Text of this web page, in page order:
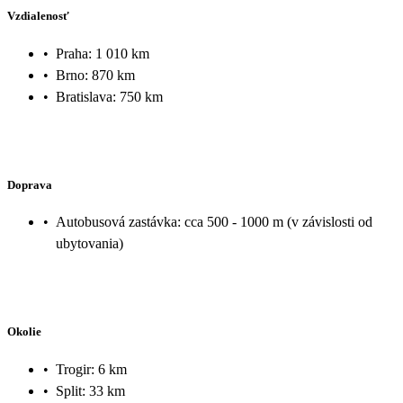
Vzdialenosť
• Praha: 1 010 km
• Brno: 870 km
• Bratislava: 750 km
Doprava
• Autobusová zastávka: cca 500 - 1000 m (v závislosti od
ubytovania)
Okolie
• Trogir: 6 km
• Split: 33 km